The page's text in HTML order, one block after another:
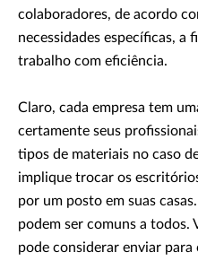
colaboradores, de acordo
necessidades específicas, a
trabalho com eficiência.
Claro, cada empresa tem
certamente seus
tipos de materiais no caso
implique trocar os
por um posto em suas
podem ser comuns a todos.
pode considerar enviar